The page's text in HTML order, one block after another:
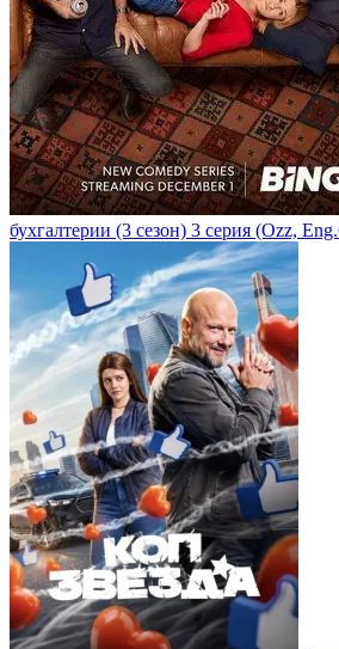
бухгалтерии (3 сезон) 3 серия (Ozz,